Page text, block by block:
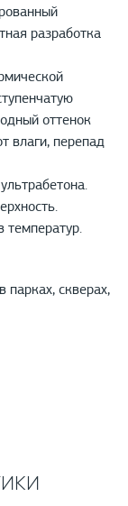
разработка
оттенок
влаги, перепад
температур.
парках, скверах,